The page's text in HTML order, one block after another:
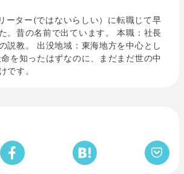
ーター(ではないらしい）に転職じて早
。昔の名前で出ています。 本職：社長
説教。 出没地域：東海地方を中心とし
を知ったはずなのに、まだまだ世の中
です。